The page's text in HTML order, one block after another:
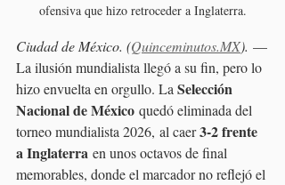
ofensiva que hizo retroceder a Inglaterra.
Ciudad de México. (Quinceminutos.MX). —
La ilusión mundialista llegó a su fin, pero lo
hizo envuelta en orgullo. La Selección
Nacional de México quedó eliminada del
torneo mundialista2026, al caer 3-2 frente
a Inglaterra en unos octavos de final
memorables, donde el marcador no reflejó el